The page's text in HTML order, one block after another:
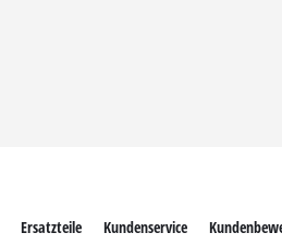
Ersatzteile Kundenservice